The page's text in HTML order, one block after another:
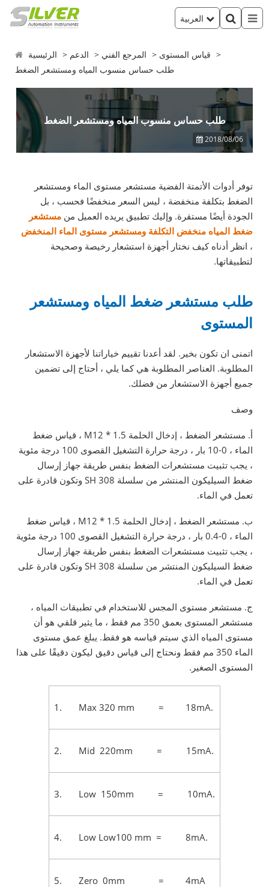
الرئيسية الدعم المرجع الفني
قياس المستوى
طلب حساس منسوب المياه ومستشعر الضغط
طلب حساس منسوب المياه ومستشعر الضغط
2018/08/06
توفر أدوات الأتمتة الفضية مستشعر مستوى الماء ومستشعر
الضغط بتكلفة منخفضة ، ليس السعر منخفضًا فحسب ، بل
الجودة أيضًا مستقرة. وإليك تطبيق يريده العميل من مستشعر
ضغط المياه منخفض التكلفة ومستشعر مستوى الماء المنخفض
، انظر أدناه كيف نختار أجهزة استشعار رخيصة وصحيحة
لتطبيقاتها.
طلب مستشعر ضغط المياه ومستشعر
المستوى
اتمنى ان تكون بخير. لقد أعدنا تقييم خياراتنا لأجهزة الاستشعار
المطلوبة. العناصر المطلوبة هي كما يلي ، أحتاج إلى تضمين
جميع أجهزة الاستشعار من فضلك.
وصف
أ. مستشعر الضغط ، إدخال الحلمة M12 * 1.5 ، قياس ضغط
الماء ، 0-10 بار ، درجة حرارة التشغيل القصوى 100 درجة مئوية
، يجب تثبيت مستشعرات الضغط بنفس طريقة جهاز إرسال
ضغط السيليكون المنتشر من سلسلة SH 308 وتكون قادرة على
تعمل في الماء.
ب. مستشعر الضغط ، إدخال الحلمة M12 * 1.5 ، قياس ضغط
الماء ، 0-0.4 بار ، درجة حرارة التشغيل القصوى 100 درجة مئوية
، يجب تثبيت مستشعرات الضغط بنفس طريقة جهاز إرسال
ضغط السيليكون المنتشر من سلسلة SH 308 وتكون قادرة على
تعمل في الماء.
ج. مستشعر مستوى المجس للاستخدام في تطبيقات المياه ،
مستشعر المستوى بعمق 350 مم فقط ، ما يثير قلقي هو أن
مستوى المياه الذي سيتم قياسه هو فقط. يبلغ عمق مستوى
الماء 350 مم فقط ونحتاج إلى قياس دقيق ليكون دقيقًا على هذا
المستوى الصغير.
1. Max 320 mm = 18mA.
2. Mid 220mm = 15mA.
3. Low 150mm = 10mA.
4. Low Low100 mm = 8mA.
5. Zero 0mm = 4mA